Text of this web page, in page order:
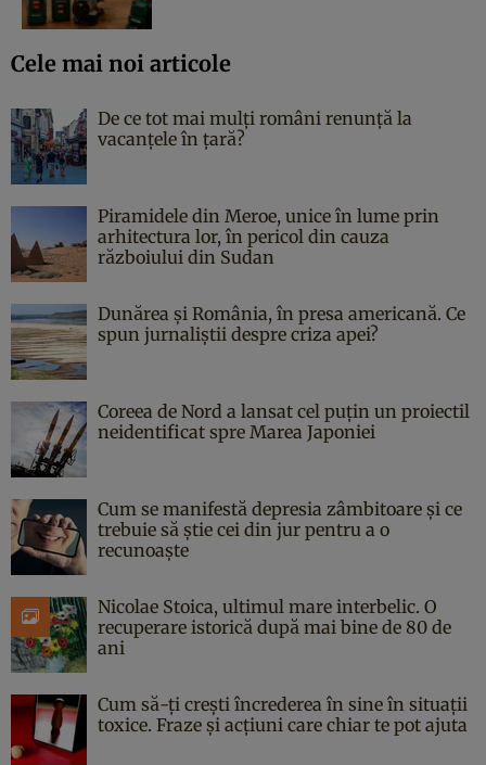
Cele mai noi articole
De ce tot mai mulți români renunță la
vacanțele în țară?
Piramidele din Meroe, unice în lume prin
arhitectura lor, în pericol din cauza
războiului din Sudan
Dunărea și România, în presa americană. Ce
spun jurnaliștii despre criza apei?
Coreea de Nord a lansat cel puțin un proiectil
neidentificat spre Marea Japoniei
Cum se manifestă depresia zâmbitoare și ce
trebuie să știe cei din jur pentru a o
recunoaște
Nicolae Stoica, ultimul mare interbelic. O
recuperare istorică după mai bine de 80 de
ani
Cum să-ți crești încrederea în sine în situații
toxice. Fraze și acțiuni care chiar te pot ajuta